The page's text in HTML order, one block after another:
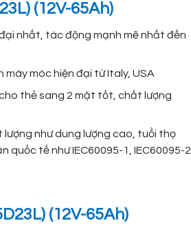
(12V-65Ah)
nhất, tác động mạnh mẽ nhất đến
móc hiện đại từ Italy, USA
thẻ sang 2 mặt tốt, chất lượng
lượng như dung lượng cao, tuổi thọ
tế như IEC60095-1, IEC60095-2,
(12V-65Ah)